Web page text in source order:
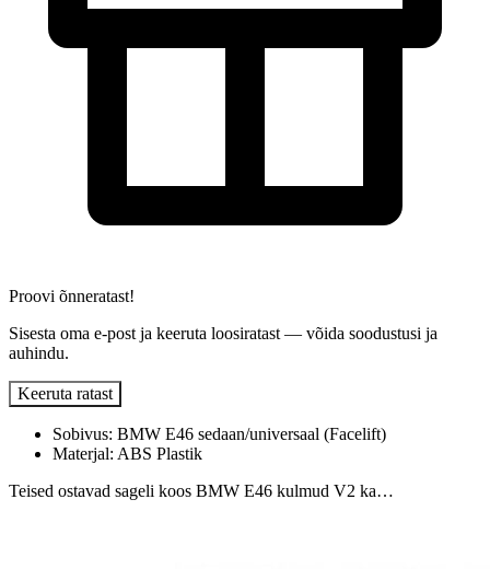
Proovi õnneratast!
Sisesta oma e-post ja keeruta loosiratast — võida soodustusi ja
auhindu.
Keeruta ratast
Sobivus: BMW E46 sedaan/universaal (Facelift)
Materjal: ABS Plastik
Teised ostavad sageli koos BMW E46 kulmud V2 ka…